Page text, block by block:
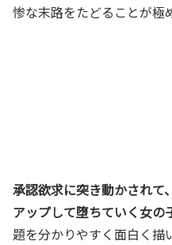
惨な末路をたどることが極
承認欲求に突き動かされて
アップして堕ちていく女の
題を分かりやすく面白く描